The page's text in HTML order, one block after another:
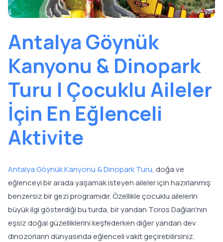
Antalya Göynük
Kanyonu & Dinopark
Turu | Çocuklu Aileler
İçin En Eğlenceli
Aktivite
Antalya Göynük Kanyonu & Dinopark Turu, doğa ve
eğlenceyi bir arada yaşamak isteyen aileler için hazırlanmış
benzersiz bir gezi programıdır. Özellikle çocuklu ailelerin
büyük ilgi gösterdiği bu turda, bir yandan Toros Dağları'nın
eşsiz doğal güzelliklerini keşfederken diğer yandan dev
dinozorların dünyasında eğlenceli vakit geçirebilirsiniz.